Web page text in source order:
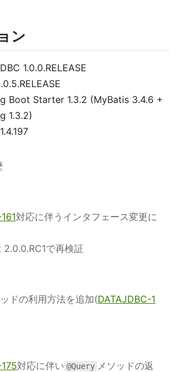
ン
1.0.0.RELEASE
Boot Starter 1.3.2 (MyBatis 3.4.6 +
1.3.2)
対応に伴うインタフェース変更に
で再検証
ドの利用方法を追加(DATAJDBC-1
対応に伴い @Query メソッドの返